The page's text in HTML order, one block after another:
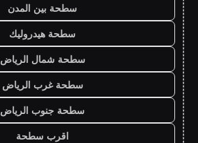
سطحة بين المدن
سطحة هيدروليك
سطحة شمال الرياض
سطحة غرب الرياض
سطحة جنوب الرياض
اقرب سطحة